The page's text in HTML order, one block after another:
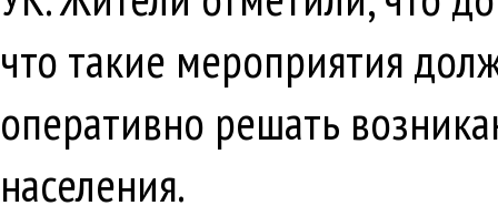
что такие мероприятия
оперативно решать
населения.